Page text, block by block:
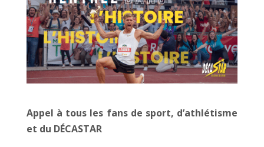
Appel à tous les fans de sport, d’athlétisme
et du DÉCASTAR